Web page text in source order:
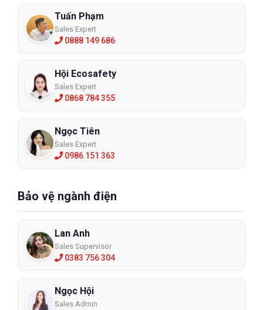
Tuấn Phạm
Sales Expert
0888 149 686
Hội Ecosafety
Sales Expert
0868 784 355
Ngọc Tiên
Sales Expert
0986 151 363
Bảo vệ ngành điện
Lan Anh
Sales Supervisor
0383 756 304
Ngọc Hội
Sales Admin